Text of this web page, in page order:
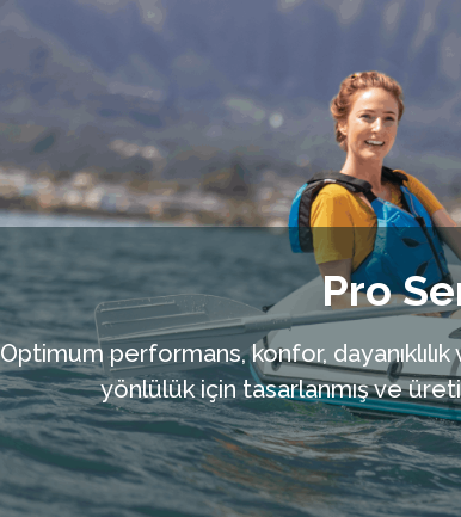
Pro
Optimum performans, konfor,
yönlülük için tasarlanmış ve